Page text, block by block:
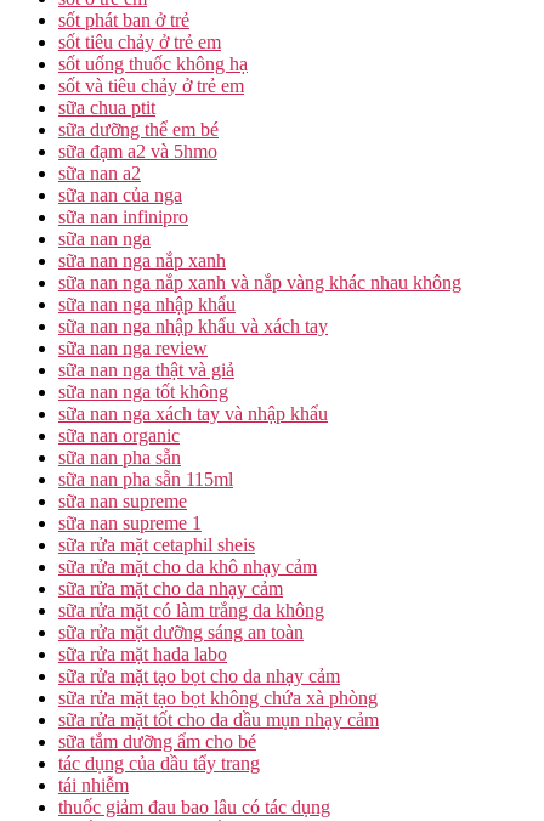
sốt phát ban ở trẻ
sốt tiêu chảy ở trẻ em
sốt uống thuốc không hạ
sốt và tiêu chảy ở trẻ em
sữa chua ptit
sữa dưỡng thể em bé
sữa đạm a2 và 5hmo
sữa nan a2
sữa nan của nga
sữa nan infinipro
sữa nan nga
sữa nan nga nắp xanh
sữa nan nga nắp xanh và nắp vàng khác nhau không
sữa nan nga nhập khẩu
sữa nan nga nhập khẩu và xách tay
sữa nan nga review
sữa nan nga thật và giả
sữa nan nga tốt không
sữa nan nga xách tay và nhập khẩu
sữa nan organic
sữa nan pha sẵn
sữa nan pha sẵn 115ml
sữa nan supreme
sữa nan supreme 1
sữa rửa mặt cetaphil sheis
sữa rửa mặt cho da khô nhạy cảm
sữa rửa mặt cho da nhạy cảm
sữa rửa mặt có làm trắng da không
sữa rửa mặt dưỡng sáng an toàn
sữa rửa mặt hada labo
sữa rửa mặt tạo bọt cho da nhạy cảm
sữa rửa mặt tạo bọt không chứa xà phòng
sữa rửa mặt tốt cho da dầu mụn nhạy cảm
sữa tắm dưỡng ẩm cho bé
tác dụng của dầu tẩy trang
tái nhiễm
thuốc giảm đau bao lâu có tác dụng